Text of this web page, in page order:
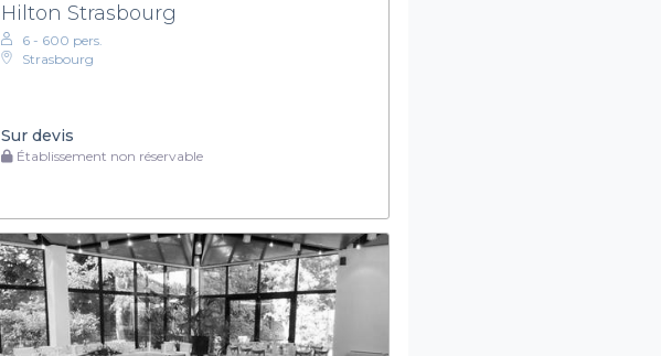
Hilton Strasbourg
6 - 600 pers.
Strasbourg
Sur devis
Établissement non réservable